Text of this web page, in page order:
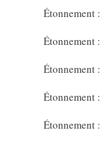
Étonnement
Étonnement
Étonnement
Étonnement
Étonnement